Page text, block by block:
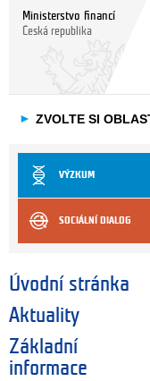
Ministerstvo financí
Česká republika
► ZVOLTE SI
VÝZKUM
SOCIÁLNÍ DIALOG
Úvodní stránka
Aktuality
Základní
informace